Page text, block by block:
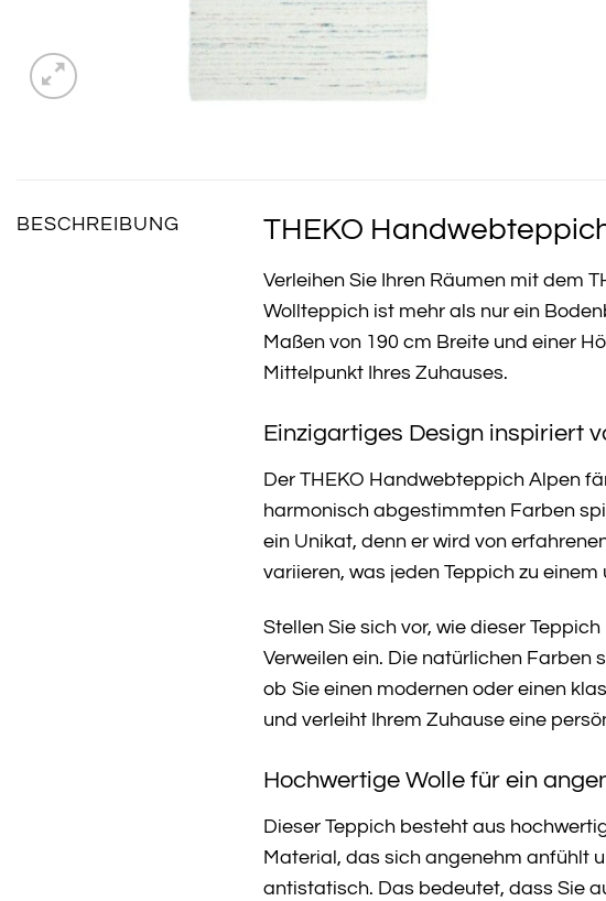
BESCHREIBUNG THEKO
Verleihen Sie Ihren Räumen mit dem
Wollteppich ist mehr als nur ein
Maßen von 190 cm Breite und einer
Mittelpunkt Ihres Zuhauses.
Einzigartiges Design inspiriert
Der THEKO Handwebteppich Alpen
harmonisch abgestimmten Farben
ein Unikat, denn er wird von
variieren, was jeden Teppich zu
Stellen Sie sich vor, wie dieser
Verweilen ein. Die natürlichen Farben
ob Sie einen modernen oder einen
und verleiht Ihrem Zuhause eine
Hochwertige Wolle für ein
Dieser Teppich besteht aus
Material, das sich angenehm anfühlt
antistatisch. Das bedeutet, dass Sie